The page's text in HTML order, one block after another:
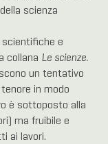
scienza
scientifiche e
collana Le scienze.
un tentativo
in modo
è sottoposto alla
ma fruibile e
ai lavori.